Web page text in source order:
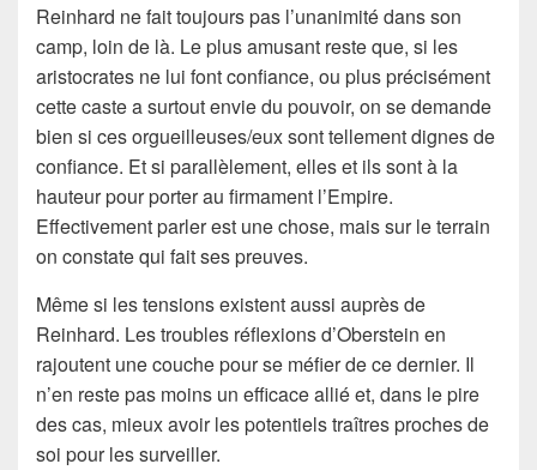
Reinhard ne fait toujours pas l’unanimité dans son
camp, loin de là. Le plus amusant reste que, si les
aristocrates ne lui font confiance, ou plus précisément
cette caste a surtout envie du pouvoir, on se demande
bien si ces orgueilleuses/eux sont tellement dignes de
confiance. Et si parallèlement, elles et ils sont à la
hauteur pour porter au firmament l’Empire.
Effectivement parler est une chose, mais sur le terrain
on constate qui fait ses preuves.
Même si les tensions existent aussi auprès de
Reinhard. Les troubles réflexions d’Oberstein en
rajoutent une couche pour se méfier de ce dernier. Il
n’en reste pas moins un efficace allié et, dans le pire
des cas, mieux avoir les potentiels traîtres proches de
soi pour les surveiller.